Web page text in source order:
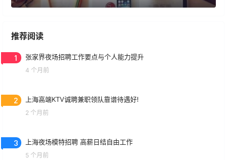
推荐阅读
1 张家界夜场招聘工作要点与个人能力提升
4 个月前
2 上海高端KTV诚聘兼职领队靠谱待遇好!
2 个月前
3 上海夜场模特招聘 高薪日结自由工作
5 个月前